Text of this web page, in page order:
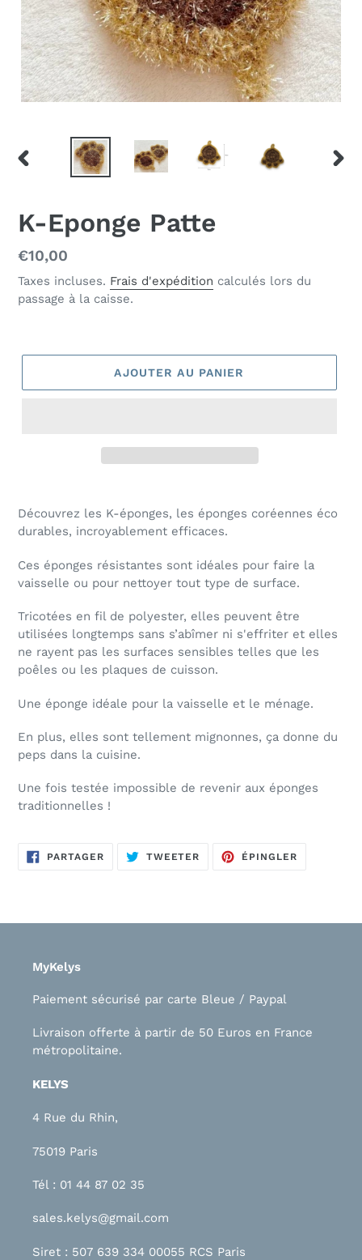
DIAPOSITIVE
K-Eponge Patte
Prix
normal
€10,00
Taxes incluses. Frais d'expédition calculés lors du
passage à la caisse.
AJOUTER AU PANIER
Découvrez les K-éponges, les éponges coréennes éco
durables, incroyablement efficaces.
Ces éponges résistantes sont idéales pour faire la
vaisselle ou pour nettoyer tout type de surface.
Tricotées en fil de polyester, elles peuvent être
utilisées longtemps sans s’abîmer ni s'effriter et elles
ne rayent pas les surfaces sensibles telles que les
poêles ou les plaques de cuisson.
Une éponge idéale pour la vaisselle et le ménage.
En plus, elles sont tellement mignonnes, ça donne du
peps dans la cuisine.
Une fois testée impossible de revenir aux éponges
traditionnelles !
PARTAGERPARTAGERTWEETER TWEETERÉPINGLER
MyKelys
Paiement sécurisé par carte Bleue / Paypal
Livraison offerte à partir de 50 Euros en France
métropolitaine.
KELYS
4 Rue du Rhin,
75019 Paris
Tél : 01 44 87 02 35
sales.kelys@gmail.com
Siret : 507 639 334 00055 RCS Paris